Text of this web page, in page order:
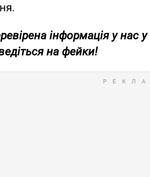
інформація у нас у
на фейки!